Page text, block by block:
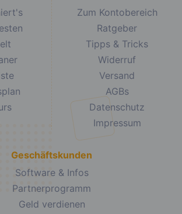
Zum Kontobereich
Ratgeber
Tipps & Tricks
Widerruf
Versand
AGBs
Datenschutz
Impressum
Geschäftskunden
Software & Infos
Partnerprogramm
Geld verdienen